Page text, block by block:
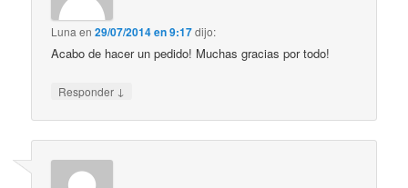
Luna en29/07/2014 en 9:17dijo:
Acabo de hacer un pedido! Muchas gracias por todo!
Responder ↓